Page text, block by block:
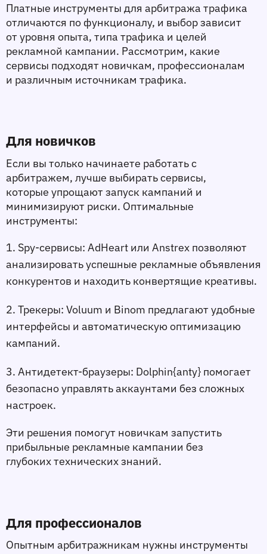
Платные инструменты для арбитража трафика
отличаются по функционалу, и выбор зависит
от уровня опыта, типа трафика и целей
рекламной кампании. Рассмотрим, какие
сервисы подходят новичкам, профессионалам
и различным источникам трафика.
Для новичков
Если вы только начинаете работать с
арбитражем, лучше выбирать сервисы,
которые упрощают запуск кампаний и
минимизируют риски. Оптимальные
инструменты:
1. Spy-сервисы: AdHeart или Anstrex позволяют
анализировать успешные рекламные объявления
конкурентов и находить конвертящие креативы.
2. Трекеры: Voluum и Binom предлагают удобные
интерфейсы и автоматическую оптимизацию
кампаний.
3. Антидетект-браузеры: Dolphin{anty} помогает
безопасно управлять аккаунтами без сложных
настроек.
Эти решения помогут новичкам запустить
прибыльные рекламные кампании без
глубоких технических знаний.
Для профессионалов
Опытным арбитражникам нужны инструменты